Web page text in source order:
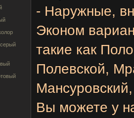
- Наружные,
Эконом
такие как
Полевской,
Вы можете у